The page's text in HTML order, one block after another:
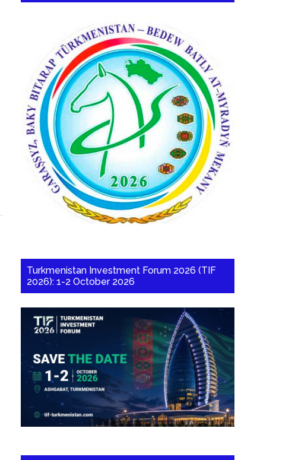
Turkmenistan Investment Forum 2026 (TIF
2026): 1-2 October 2026